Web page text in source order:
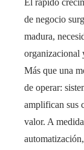
El rápido
de negocio
madura,
organizacional
Más que una
de operar:
amplifican sus
valor. A